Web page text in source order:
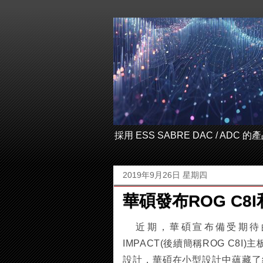
採用 ESS SABRE DAC / ADC 的
2019年9月26日 星期四
華碩發布ROG
近期，華碩宣布備受期待
IMPACT(後續簡稱ROG C8I)
設計，華碩在小型設計中蘊藏